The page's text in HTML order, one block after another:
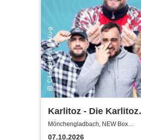
Karlitoz - Die Karlitoz
Supershow
Mönchengladbach, NEW Box
Mönchengladbach
07.10.2026